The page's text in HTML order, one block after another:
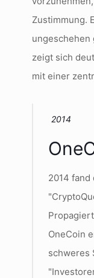
Zustimmung.
ungeschehen
zeigt sich
mit einer
2014
2014
OneCoin
schweres